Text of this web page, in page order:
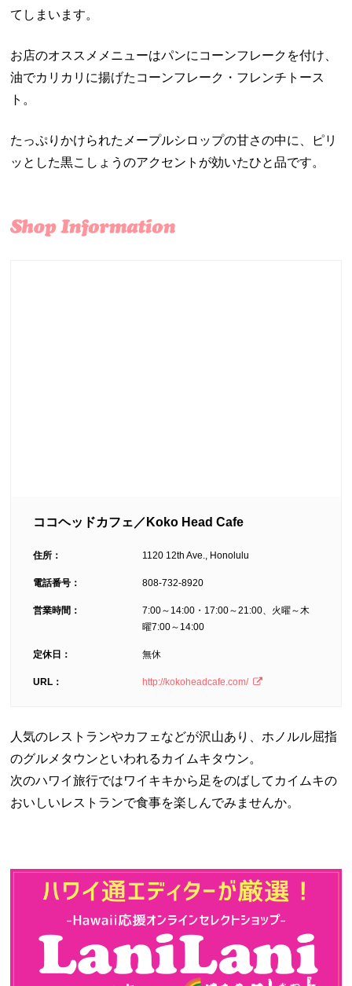
てしまいます。
お店のオススメメニューはパンにコーンフレークを付け、
油でカリカリに揚げたコーンフレーク・フレンチトース
ト。
たっぷりかけられたメープルシロップの甘さの中に、ピリ
ッとした黒こしょうのアクセントが効いたひと品です。
ココヘッドカフェ／Koko Head Cafe
住所： 1120 12th Ave., Honolulu
電話番号： 808-732-8920
営業時間：
7:00～14:00・17:00～21:00、火曜～木
曜7:00～14:00
定休日： 無休
URL： http://kokoheadcafe.com/
人気のレストランやカフェなどが沢山あり、ホノルル屈指
のグルメタウンといわれるカイムキタウン。
次のハワイ旅行ではワイキキから足をのばしてカイムキの
おいしいレストランで食事を楽しんでみませんか。